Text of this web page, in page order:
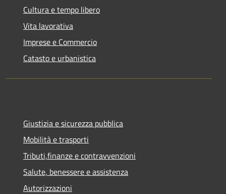
Cultura e tempo libero
Vita lavorativa
Imprese e Commercio
Catasto e urbanistica
Giustizia e sicurezza pubblica
Mobilità e trasporti
Tributi,finanze e contravvenzioni
Salute, benessere e assistenza
Autorizzazioni